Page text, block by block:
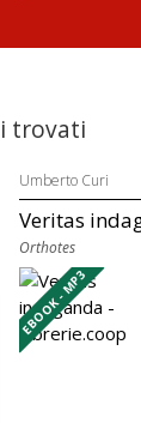
trovati
Umberto Curi
Veritas
Orthotes
EBOOK - MP3